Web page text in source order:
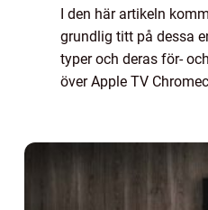
I den här artikeln
grundlig titt på dessa
typer och deras för-
över Apple TV